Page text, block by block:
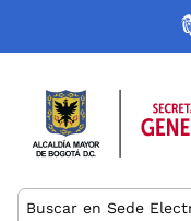
Pasar al contenido
Buscar